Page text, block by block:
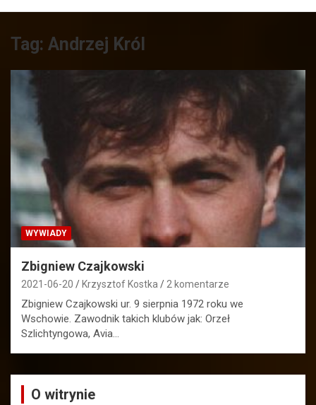
Tag: Andrzej Król
WYWIADY
Zbigniew Czajkowski
2021-06-20 Krzysztof Kostka 2 komentarze
Zbigniew Czajkowski ur. 9 sierpnia 1972 roku we
Wschowie. Zawodnik takich klubów jak: Orzeł
Szlichtyngowa, Avia…
O witrynie